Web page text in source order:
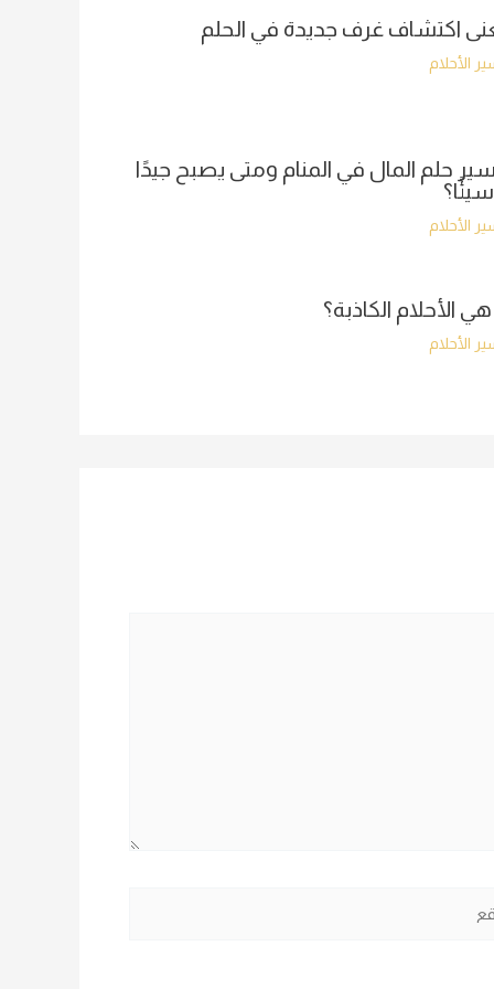
اكتشاف غرف جديدة في الحلم
الأحلام
حلم المال في المنام ومتى يصبح جيدًا
الأحلام
الأحلام الكاذبة؟
الأحلام